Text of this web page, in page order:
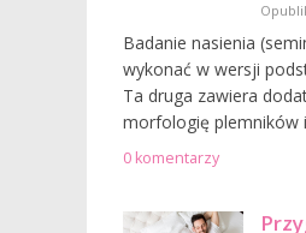
Badanie nasienia
wykonać w wersji
Ta druga zawiera
morfologię plemników
0 komentarzy